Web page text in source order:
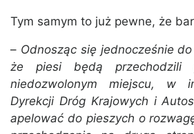
Tym samym to już pewne, że
– Odnosząc się jednocześnie
że piesi będą przechodzili
niedozwolonym miejscu, w
Dyrekcji Dróg Krajowych i
apelować do pieszych o